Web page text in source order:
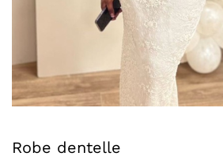
Robe dentelle